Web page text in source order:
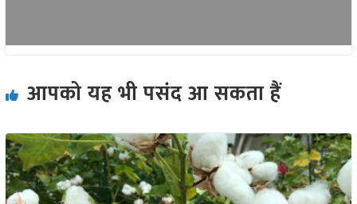
आपको यह भी पसंद आ सकता हैं